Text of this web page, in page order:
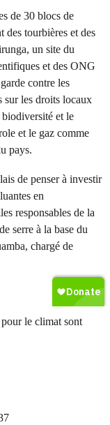
de 30 blocs de
des tourbières et des
un site du
et des ONG
contre les
sur les droits locaux
et le
et le gaz comme
pays.
de penser à investir
en
responsables de la
serre à la base du
chargé de
le climat sont